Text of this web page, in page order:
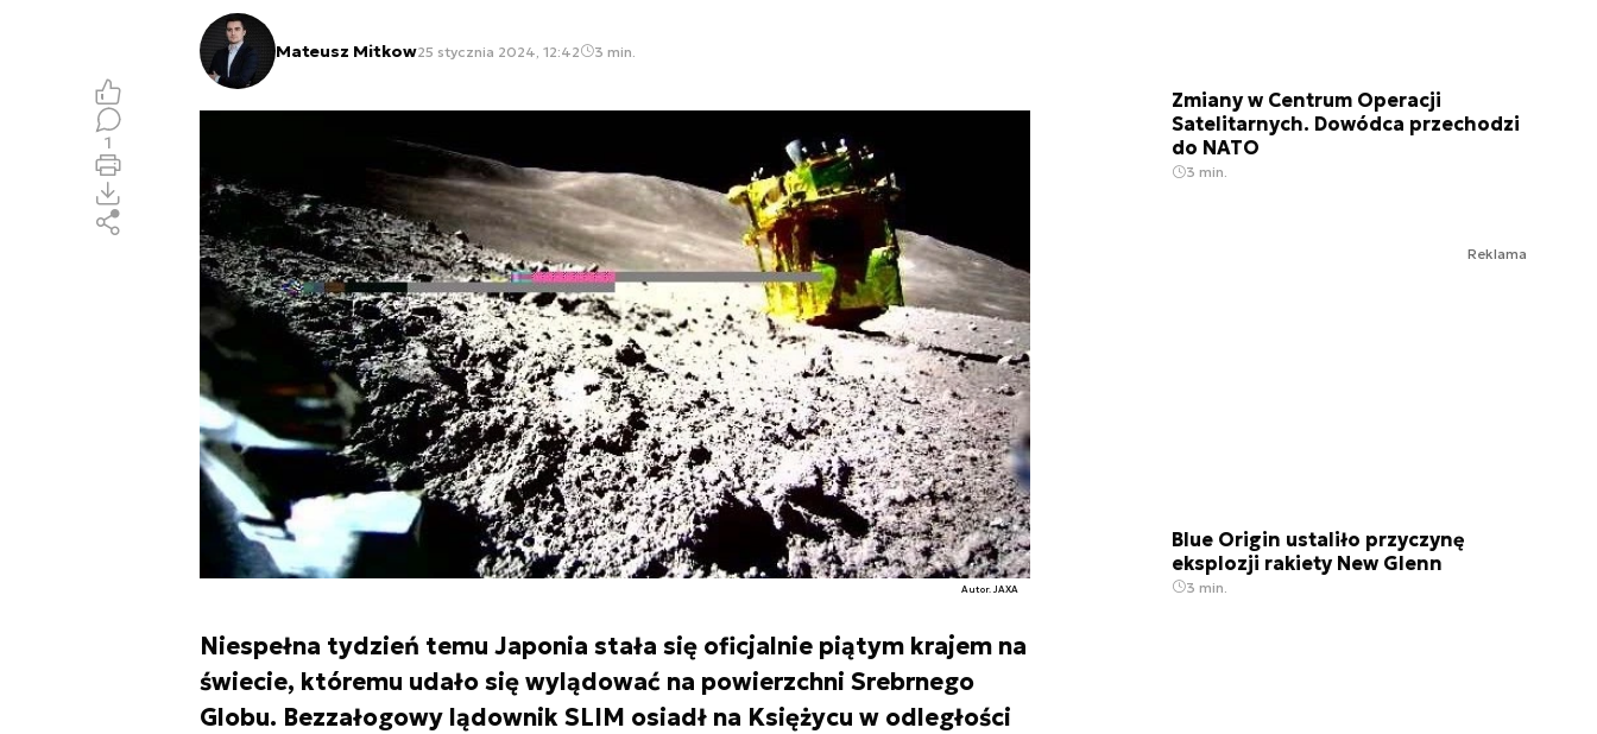
Mateusz Mitkow25 stycznia 2024, 12:42 3 min.
Autor. JAXA
Niespełna tydzień temu Japonia stała się oficjalnie piątym krajem na
świecie, któremu udało się wylądować na powierzchni Srebrnego
Globu. Bezzałogowy lądownik SLIM osiadł na Księżycu w odległości
1
Zmiany w Centrum Operacji
Satelitarnych. Dowódca przechodzi
do NATO
3 min.
Reklama
Blue Origin ustaliło przyczynę
eksplozji rakiety New Glenn
3 min.